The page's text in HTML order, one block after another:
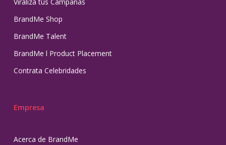
Viraliza tus Campañas
BrandMe Shop
BrandMe Talent
BrandMe l Product Placement
Contrata Celebridades
Empresa
Acerca de BrandMe